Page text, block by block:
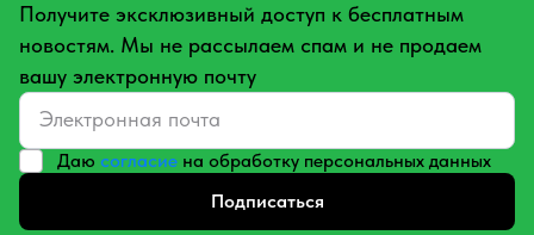
Получите эксклюзивный доступ к бесплатным
новостям. Мы не рассылаем спам и не продаем
вашу электронную почту
Даю согласие на обработку персональных данных
Подписаться